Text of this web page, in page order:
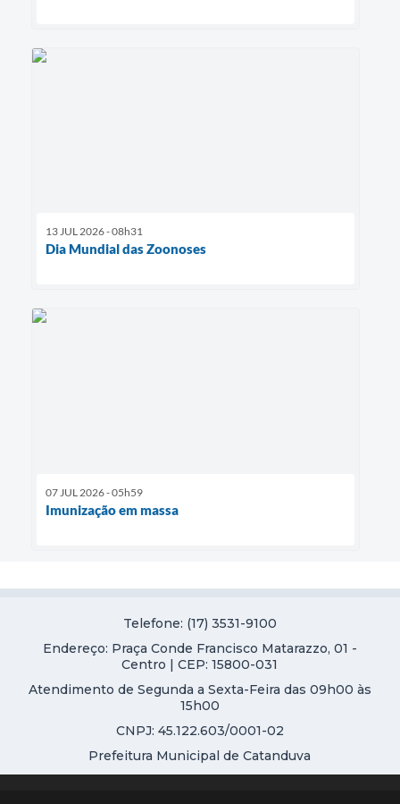
13 JUL 2026 - 08h31
Dia Mundial das Zoonoses
07 JUL 2026 - 05h59
Imunização em massa
Telefone: (17) 3531-9100
Endereço: Praça Conde Francisco Matarazzo, 01 -
Centro | CEP: 15800-031
Atendimento de Segunda a Sexta-Feira das 09h00 às
15h00
CNPJ: 45.122.603/0001-02
Prefeitura Municipal de Catanduva